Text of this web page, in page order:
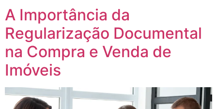
A Importância da
Regularização Documental
na Compra e Venda de
Imóveis